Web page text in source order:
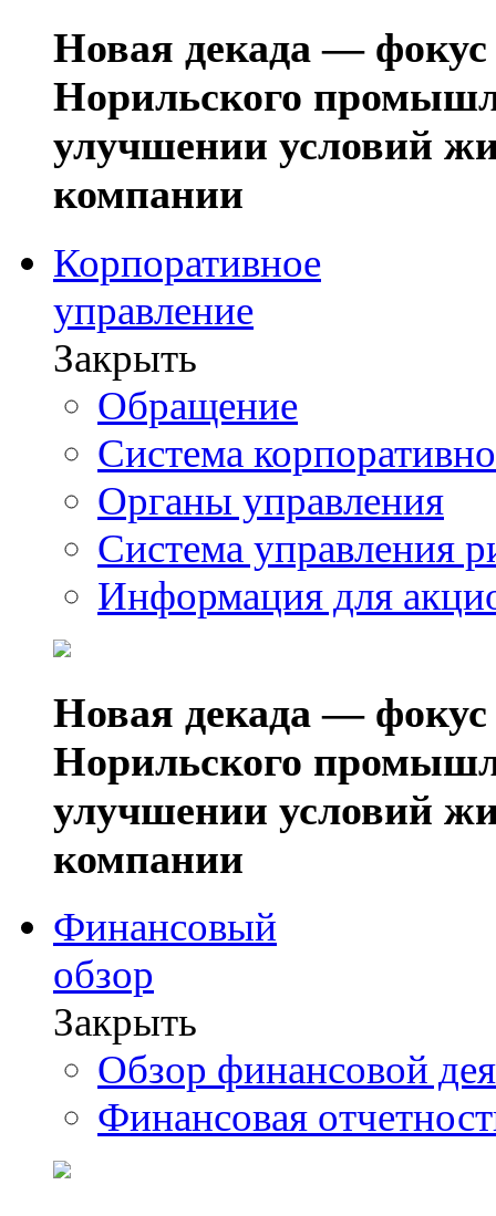
Новая декада — фокус
Норильского
улучшении условий
компании
Корпоративное
управление
Закрыть
Обращение
Система
Органы управления
Система управления
Информация для
Новая декада — фокус
Норильского
улучшении условий
компании
Финансовый
обзор
Закрыть
Обзор финансовой
Финансовая